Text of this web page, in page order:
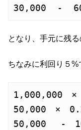
30,000  -
となり、手元に残る
ちなみに利回り５%
1,000,000　×
50,000　×　
50,000 　-　